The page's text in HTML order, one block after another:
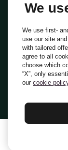
Everli Shoppers
Scopri chi
Domande
Lavora con noi
Diventa Shopper
Investitori
We
We use first-
use our site
with tailored
agree to all
choose which
“X”, only
our cookie